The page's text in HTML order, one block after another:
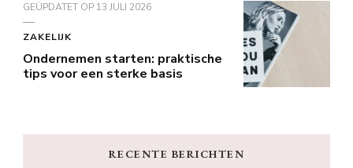
GEÜPDATET OP 13 JULI 2026
ZAKELIJK
Ondernemen starten: praktische
tips voor een sterke basis
RECENTE BERICHTEN